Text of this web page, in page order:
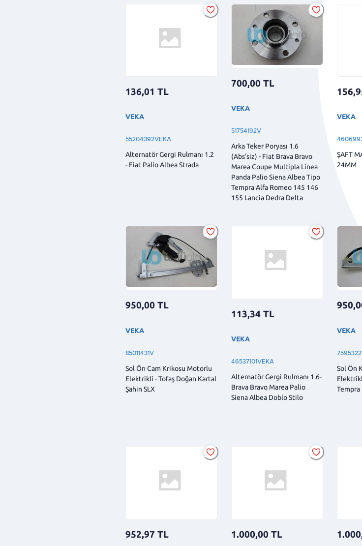
136,01 TL
VEKA
55204392VEKA
Alternatör Gergi Rulmanı 1.2
- Fiat Palio Albea Strada
700,00 TL
VEKA
51754192V
Arka Teker Poryası 1.6
(Abs'siz) - Fiat Brava Bravo
Marea Coupe Multipla Linea
Panda Palio Siena Albea Tipo
Tempra Alfa Romeo 145 146
155 Lancia Dedra Delta
VEKA
ŞAFT
24MM
950,00 TL
VEKA
85011431V
Sol Ön Cam Krikosu Motorlu
Elektrikli - Tofaş Doğan Kartal
Şahin SLX
113,34 TL
VEKA
46537101VEKA
Alternatör Gergi Rulmanı 1.6-
Brava Bravo Marea Palio
Siena Albea Doblo Stilo
VEKA
Sol Ön
Tempra
952,97 TL 1.000,00 TL